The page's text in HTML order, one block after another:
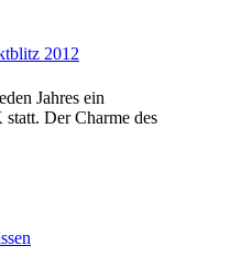
2012
Jahres ein
Der Charme des